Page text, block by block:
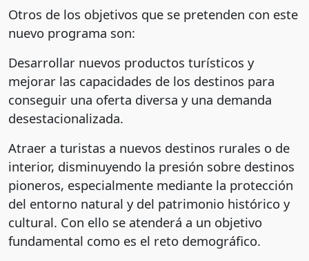
Otros de los objetivos que se pretenden con este
nuevo programa son:
Desarrollar nuevos productos turísticos y
mejorar las capacidades de los destinos para
conseguir una oferta diversa y una demanda
desestacionalizada.
Atraer a turistas a nuevos destinos rurales o de
interior, disminuyendo la presión sobre destinos
pioneros, especialmente mediante la protección
del entorno natural y del patrimonio histórico y
cultural. Con ello se atenderá a un objetivo
fundamental como es el reto demográfico.